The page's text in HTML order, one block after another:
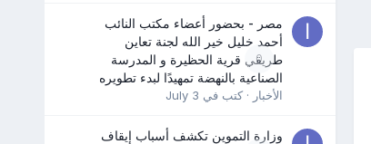
0
مصر - بحضور أعضاء مكتب النائب
أحمد خليل خير الله لجنة تعاين
طريقي قرية الحظيرة و المدرسة
الصناعية بالنهضة تمهيدًا لبدء تطويره
الأخبار · كتب في July 3
وزارة التموين تكشف أسباب إيقاف